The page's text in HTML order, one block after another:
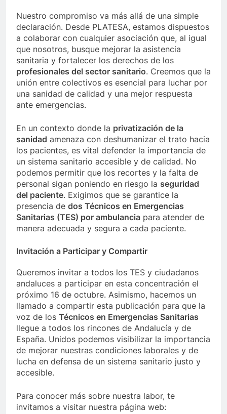
Nuestro compromiso va más allá de una simple
declaración. Desde PLATESA, estamos dispuestos
a colaborar con cualquier asociación que, al igual
que nosotros, busque mejorar la asistencia
sanitaria y fortalecer los derechos de los
profesionales del sector sanitario. Creemos que la
unión entre colectivos es esencial para luchar por
una sanidad de calidad y una mejor respuesta
ante emergencias.
En un contexto donde la privatización de la
sanidad amenaza con deshumanizar el trato hacia
los pacientes, es vital defender la importancia de
un sistema sanitario accesible y de calidad. No
podemos permitir que los recortes y la falta de
personal sigan poniendo en riesgo la seguridad
del paciente. Exigimos que se garantice la
presencia de dos Técnicos en Emergencias
Sanitarias (TES) por ambulancia para atender de
manera adecuada y segura a cada paciente.
Invitación a Participar y Compartir
Queremos invitar a todos los TES y ciudadanos
andaluces a participar en esta concentración el
próximo 16 de octubre. Asimismo, hacemos un
llamado a compartir esta publicación para que la
voz de los Técnicos en Emergencias Sanitarias
llegue a todos los rincones de Andalucía y de
España. Unidos podemos visibilizar la importancia
de mejorar nuestras condiciones laborales y de
lucha en defensa de un sistema sanitario justo y
accesible.
Para conocer más sobre nuestra labor, te
invitamos a visitar nuestra página web: